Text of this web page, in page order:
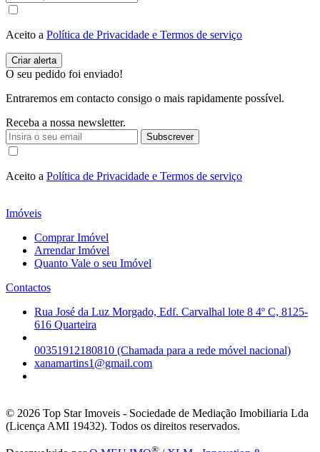
Aceito a Política de Privacidade e Termos de serviço
O seu pedido foi enviado!
Entraremos em contacto consigo o mais rapidamente possível.
Receba a nossa newsletter.
Subscrever
Aceito a Política de Privacidade e Termos de serviço
Imóveis
Comprar Imóvel
Arrendar Imóvel
Quanto Vale o seu Imóvel
Contactos
Rua José da Luz Morgado, Edf. Carvalhal lote 8 4º C, 8125-
616 Quarteira
00351912180810 (Chamada para a rede móvel nacional)
xanamartins1@gmail.com
© 2026 Top Star Imoveis - Sociedade de Mediação Imobiliaria Lda
(Licença AMI 19432). Todos os direitos reservados.
®